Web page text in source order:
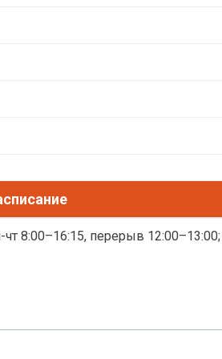
чт 8:00–16:15, перерыв